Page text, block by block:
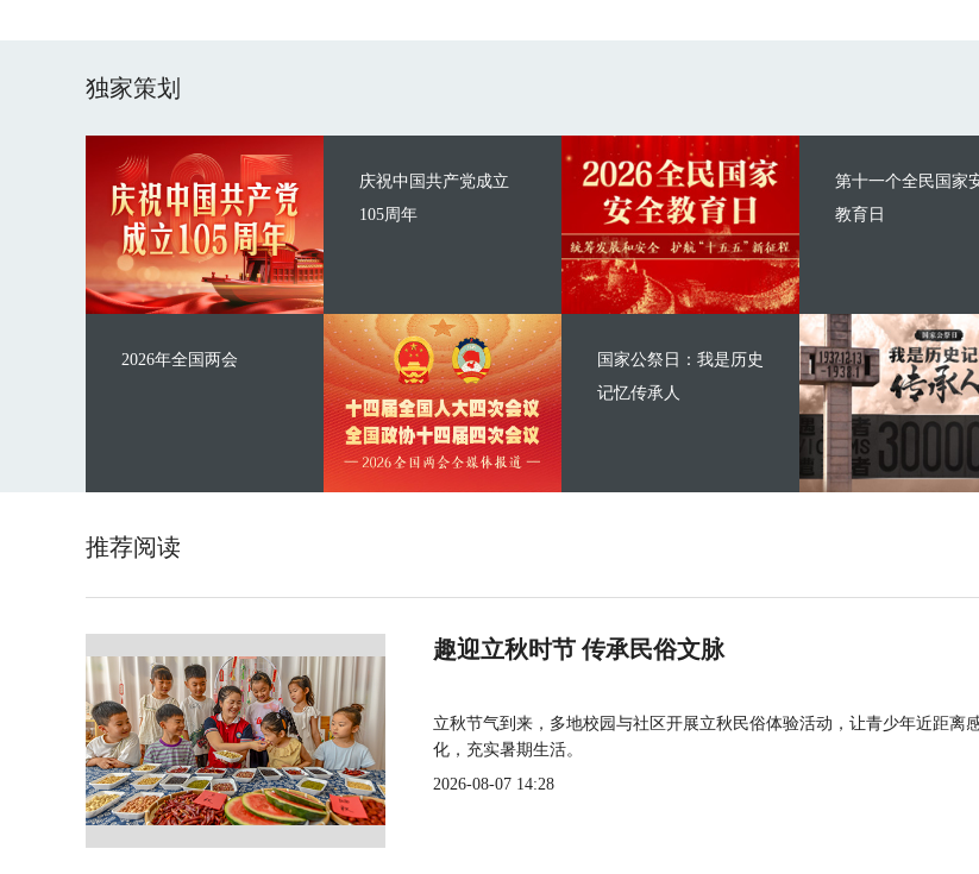
独家策划
庆祝中国共产党成立
105周年
2026年全国两会
第十一个全民国家
教育日
国家公祭日：我是历史
记忆传承人
推荐阅读
趣迎立秋时节 传承民俗文脉
立秋节气到来，多地校园与社区开展立秋民俗体验活动，让青少年近距离
化，充实暑期生活。
2026-08-07 14:28